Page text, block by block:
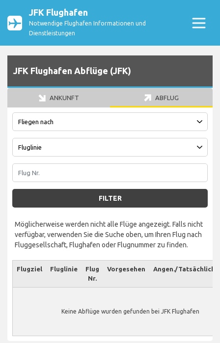
JFK Flughafen
Notwendige Flughafen Informationen und
Dienstleistungen
JFK Flughafen Abflüge (JFK)
ANKUNFT ABFLUG
FILTER
Möglicherweise werden nicht alle Flüge angezeigt. Falls nicht
verfügbar, verwenden Sie die Suche oben, um Ihren Flug nach
Fluggesellschaft, Flughafen oder Flugnummer zu finden.
Flugziel Fluglinie
Flug
Nr.
Vorgesehen Angen./Tatsächlich
Keine Abflüge wurden gefunden bei JFK Flughafen